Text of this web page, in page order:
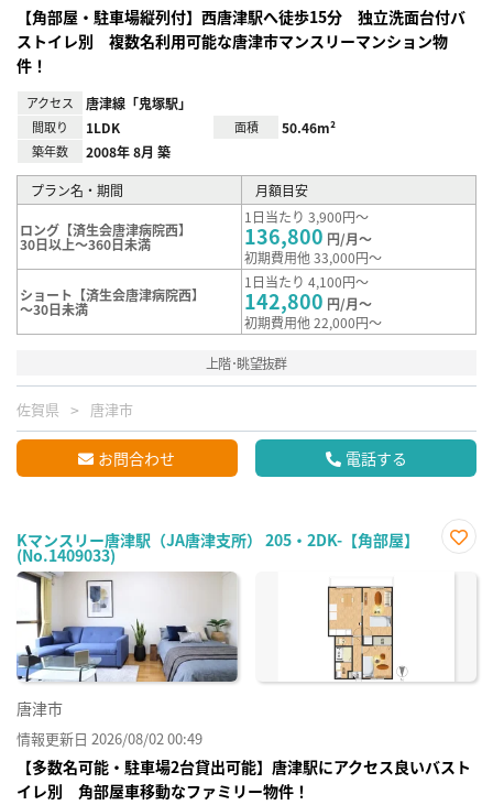
【角部屋・駐車場縦列付】西唐津駅へ徒歩15分 独立洗面台付バ
ストイレ別 複数名利用可能な唐津市マンスリーマンション物
件！
アクセス 唐津線「鬼塚駅」
間取り 1LDK 面積 50.46m²
築年数 2008年 8月 築
プラン名・期間 月額目安
ロング【済生会唐津病院西】
30日以上～360日未満
1日当たり 3,900円～
136,800 円/月～
初期費用他 33,000円～
ショート【済生会唐津病院西】
～30日未満
1日当たり 4,100円～
142,800 円/月～
初期費用他 22,000円～
上階･眺望抜群
佐賀県 唐津市
お問合わせ 電話する
Kマンスリー唐津駅（JA唐津支所） 205・2DK-【角部屋】
(No.1409033)
に入
唐津市
情報更新日 2026/08/02 00:49
【多数名可能・駐車場2台貸出可能】唐津駅にアクセス良いバスト
イレ別 角部屋車移動なファミリー物件！